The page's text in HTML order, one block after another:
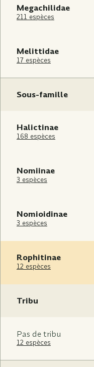
Megachilidae
211 espèces
Melittidae
17 espèces
Sous-famille
Halictinae
168 espèces
Nomiinae
3 espèces
Nomioidinae
3 espèces
Rophitinae
12 espèces
Tribu
Pas de tribu
12 espèces